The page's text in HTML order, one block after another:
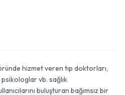
hizmet veren tıp doktorları,
vb. sağlık
buluşturan bağımsız bir